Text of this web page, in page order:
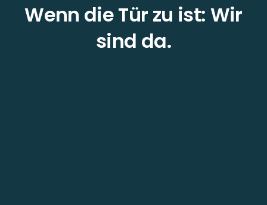
Wenn die Tür zu ist: Wir
sind da.